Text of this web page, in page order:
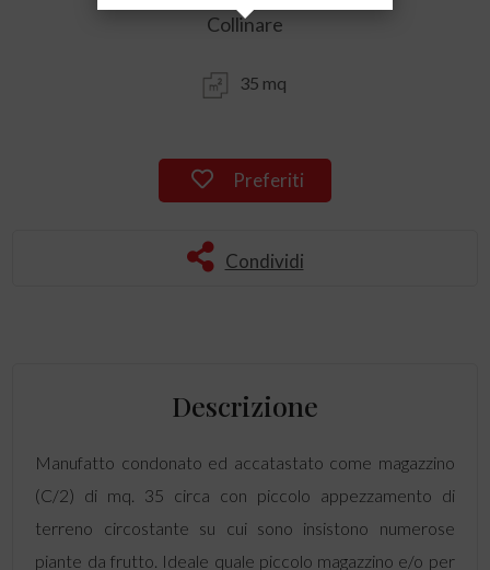
Collinare
35 mq
Preferiti
Condividi
Descrizione
Manufatto condonato ed accatastato come magazzino
(C/2) di mq. 35 circa con piccolo appezzamento di
terreno circostante su cui sono insistono numerose
piante da frutto. Ideale quale piccolo magazzino e/o per